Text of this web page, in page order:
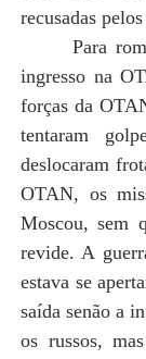
recusadas
Para
ingresso na
forças da
tentaram
deslocaram
OTAN, os
Moscou, sem
revide. A
estava se
saída senão a
os russos,